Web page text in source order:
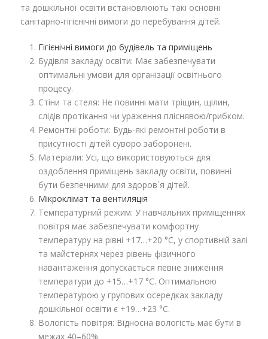
та дошкільної освіти встановлюють такі основні
санітарно-гігієнічні вимоги до перебування дітей.
Гігієнічні вимоги до будівель та приміщень
Будівля закладу освіти: Має забезпечувати
оптимальні умови для організації освітнього
процесу.
Стіни та стеля: Не повинні мати тріщин, щілин,
слідів протікання чи ураження пліснявою/грибком.
Ремонтні роботи: Будь-які ремонтні роботи в
присутності дітей суворо заборонені.
Матеріали: Усі, що використовуються для
оздоблення приміщень закладу освіти, повинні
бути безпечними для здоров`я дітей.
Мікроклімат та вентиляція
Температурний режим: У навчальних приміщеннях
повітря має забезпечувати комфортну
температуру на рівні +17…+20 °C, у спортивній залі
та майстернях через рівень фізичного
навантаження допускається певне зниження
температури до +15…+17 °C. Оптимальною
температурою у групових осередках закладу
дошкільної освіти є +19…+23 °C.
Вологість повітря: Відносна вологість має бути в
межах 40–60%.